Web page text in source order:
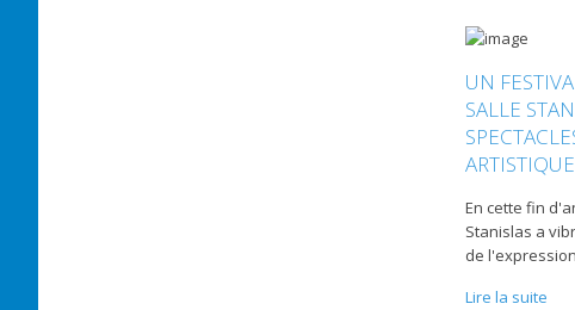
UN
SALLE
En cette fin
Stanislas a
de
Lire la suite